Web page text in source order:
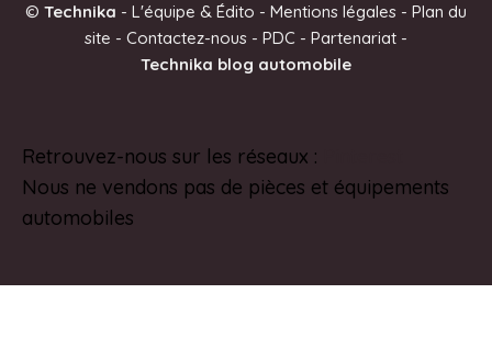
© Technika - L'équipe & Édito - Mentions légales - Plan du
site - Contactez-nous - PDC - Partenariat -
Technika blog automobile
Retrouvez-nous sur les réseaux :
Nous ne vendons pas de pièces et équipements
automobiles